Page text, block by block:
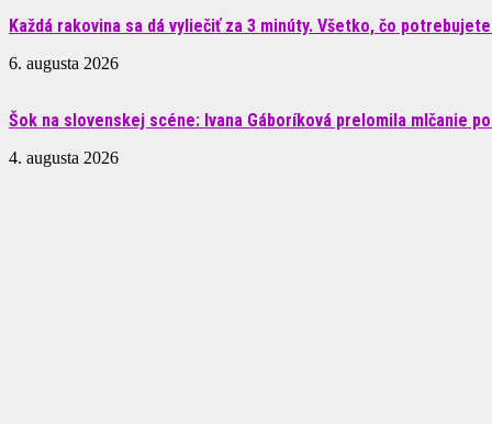
Každá rakovina sa dá vyliečiť za 3 minúty. Všetko, čo
6. augusta 2026
Šok na slovenskej scéne: Ivana Gáboríková prelomila mlčanie
4. augusta 2026